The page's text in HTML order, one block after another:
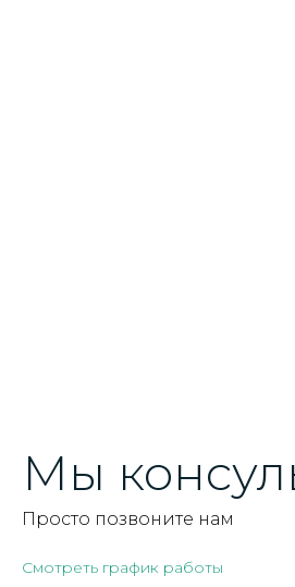
Мы
Просто позвоните нам
Смотреть график работы